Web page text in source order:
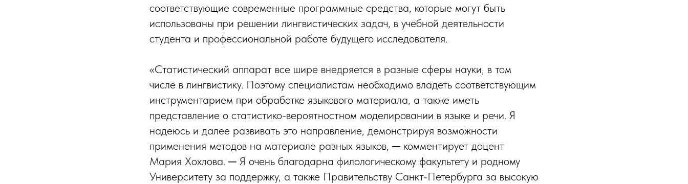
соответствующие современные программные средства, которые могут быть
использованы при решении лингвистических задач, в учебной деятельности
студента и профессиональной работе будущего исследователя.
«Статистический аппарат все шире внедряется в разные сферы науки, в том
числе в лингвистику. Поэтому специалистам необходимо владеть соответствующим
инструментарием при обработке языкового материала, а также иметь
представление о статистико-вероятностном моделировании в языке и речи. Я
надеюсь и далее развивать это направление, демонстрируя возможности
применения методов на материале разных языков, ─ комментирует доцент
Мария Хохлова. ─ Я очень благодарна филологическому факультету и родному
Университету за поддержку, а также Правительству Санкт-Петербурга за высокую